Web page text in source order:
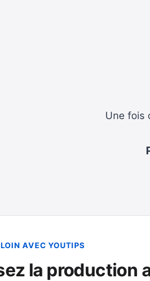
Une fois
AVEC YOUTIPS
la production